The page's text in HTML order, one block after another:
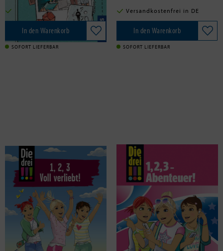
Versandkostenfrei in DE
In den Warenkorb
SOFORT LIEFERBAR
Versandkostenfrei in DE
In den Warenkorb
SOFORT LIEFERBAR